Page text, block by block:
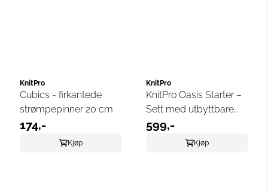
KnitPro
Cubics - firkantede
strømpepinner 20 cm
174,-
Kjøp
KnitPro
KnitPro Oasis Starter –
Sett med utbyttbare
heklenåler
599,-
Kjøp